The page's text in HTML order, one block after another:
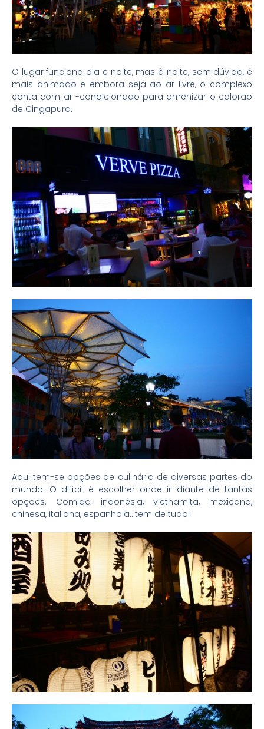
O lugar funciona dia e noite, mas à noite, sem dúvida, é
mais animado e embora seja ao ar livre, o complexo
conta com ar -condicionado para amenizar o calorão
de Cingapura.
Aqui tem-se opções de culinária de diversas partes do
mundo. O difícil é escolher onde ir diante de tantas
opções. Comida indonésia, vietnamita, mexicana,
chinesa, italiana, espanhola…tem de tudo!